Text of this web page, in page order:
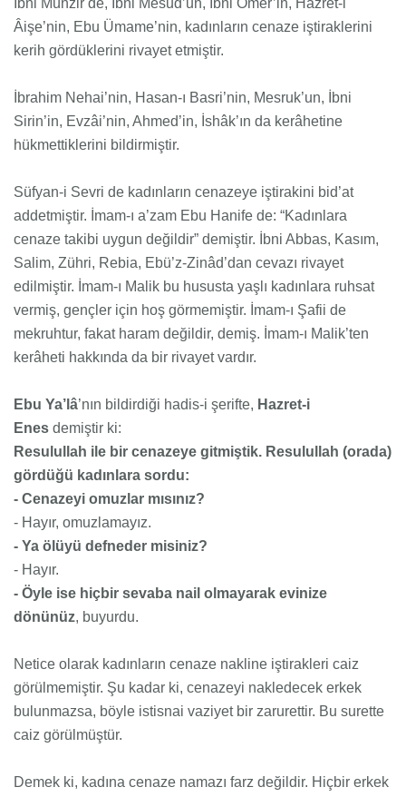
İbni Münzir de, İbni Mesud’un, İbni Ömer’in, Hazret-i
Âişe’nin, Ebu Ümame’nin, kadınların cenaze iştiraklerini
kerih gördüklerini rivayet etmiştir.
İbrahim Nehai’nin, Hasan-ı Basri’nin, Mesruk’un, İbni
Sirin’in, Evzâi’nin, Ahmed’in, İshâk’ın da kerâhetine
hükmettiklerini bildirmiştir.
Süfyan-i Sevri de kadınların cenazeye iştirakini bid’at
addetmiştir. İmam-ı a’zam Ebu Hanife de: “Kadınlara
cenaze takibi uygun değildir” demiştir. İbni Abbas, Kasım,
Salim, Zühri, Rebia, Ebü’z-Zinâd’dan cevazı rivayet
edilmiştir. İmam-ı Malik bu hususta yaşlı kadınlara ruhsat
vermiş, gençler için hoş görmemiştir. İmam-ı Şafii de
mekruhtur, fakat haram değildir, demiş. İmam-ı Malik’ten
kerâheti hakkında da bir rivayet vardır.
Ebu Ya’lâ’nın bildirdiği hadis-i şerifte, Hazret-i
Enes demiştir ki:
Resulullah ile bir cenazeye gitmiştik. Resulullah (orada)
gördüğü kadınlara sordu:
- Cenazeyi omuzlar mısınız?
- Hayır, omuzlamayız.
- Ya ölüyü defneder misiniz?
- Hayır.
- Öyle ise hiçbir sevaba nail olmayarak evinize
dönünüz, buyurdu.
Netice olarak kadınların cenaze nakline iştirakleri caiz
görülmemiştir. Şu kadar ki, cenazeyi nakledecek erkek
bulunmazsa, böyle istisnai vaziyet bir zarurettir. Bu surette
caiz görülmüştür.
Demek ki, kadına cenaze namazı farz değildir. Hiçbir erkek